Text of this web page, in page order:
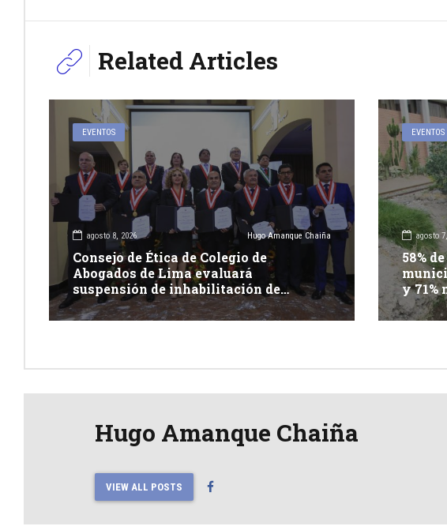
Related Articles
EVENTOS
agosto 8, 2026 Hugo Amanque Chaiña
Consejo de Ética de Colegio de
Abogados de Lima evaluará
suspensión de inhabilitación de
integrantes de Junta Nacional de
Justicia
EVENTOS
agosto
58%
y 71%
Hugo Amanque Chaiña
VIEW ALL POSTS